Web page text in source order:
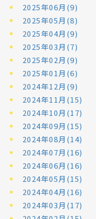
2025年06月(9)
2025年05月(8)
2025年04月(9)
2025年03月(7)
2025年02月(9)
2025年01月(6)
2024年12月(9)
2024年11月(15)
2024年10月(17)
2024年09月(15)
2024年08月(14)
2024年07月(16)
2024年06月(16)
2024年05月(15)
2024年04月(16)
2024年03月(17)